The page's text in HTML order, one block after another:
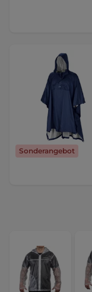
Sonderangebot